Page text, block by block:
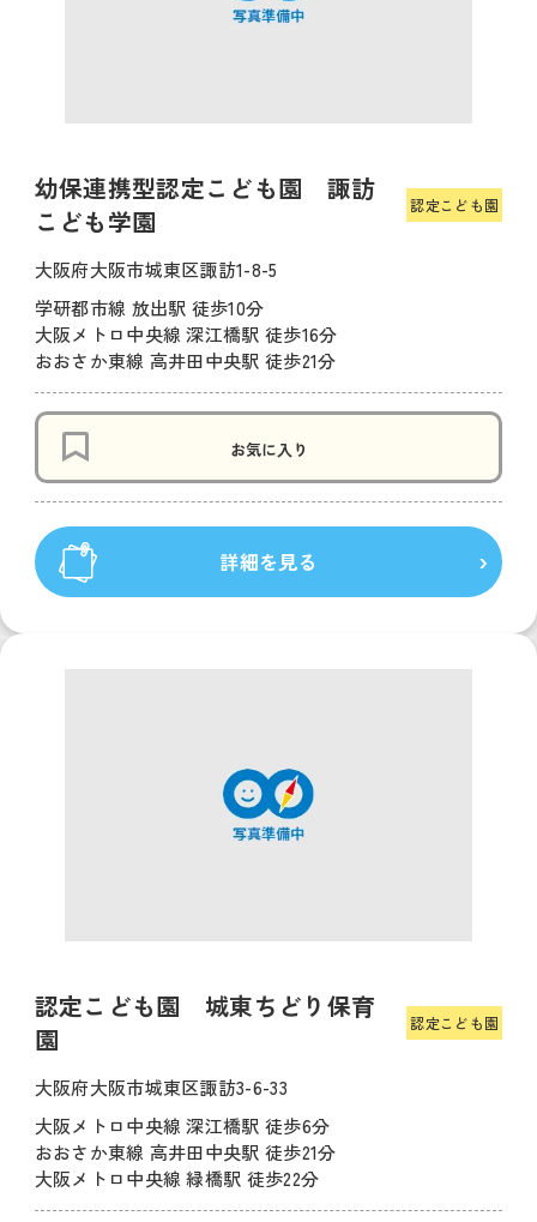
幼保連携型認定こども園 諏訪
こども学園
認定こども園
大阪府大阪市城東区諏訪1-8-5
学研都市線 放出駅 徒歩10分
大阪メトロ中央線 深江橋駅 徒歩16分
おおさか東線 高井田中央駅 徒歩21分
お気に入り
詳細を見る
認定こども園 城東ちどり保育
園
認定こども園
大阪府大阪市城東区諏訪3-6-33
大阪メトロ中央線 深江橋駅 徒歩6分
おおさか東線 高井田中央駅 徒歩21分
大阪メトロ中央線 緑橋駅 徒歩22分